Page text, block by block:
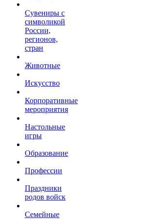
Сувениры с
символикой
России,
регионов,
стран
Животные
Искусство
Корпоративные
мероприятия
Настольные
игры
Образование
Профессии
Праздники
родов войск
Семейные